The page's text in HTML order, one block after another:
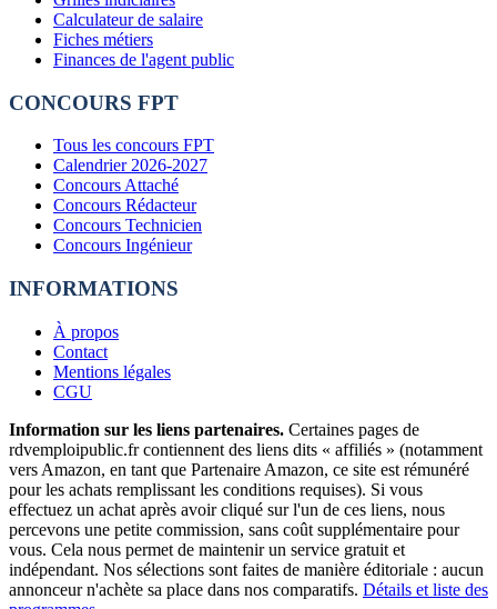
Calculateur de salaire
Fiches métiers
Finances de l'agent public
CONCOURS FPT
Tous les concours FPT
Calendrier 2026-2027
Concours Attaché
Concours Rédacteur
Concours Technicien
Concours Ingénieur
INFORMATIONS
À propos
Contact
Mentions légales
CGU
Information sur les liens partenaires. Certaines pages de
rdvemploipublic.fr contiennent des liens dits « affiliés » (notamment
vers Amazon, en tant que Partenaire Amazon, ce site est rémunéré
pour les achats remplissant les conditions requises). Si vous
effectuez un achat après avoir cliqué sur l'un de ces liens, nous
percevons une petite commission, sans coût supplémentaire pour
vous. Cela nous permet de maintenir un service gratuit et
indépendant. Nos sélections sont faites de manière éditoriale : aucun
annonceur n'achète sa place dans nos comparatifs. Détails et liste des